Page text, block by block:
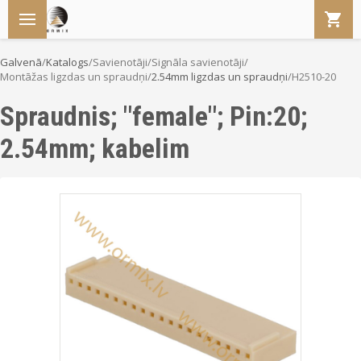
Galvenā/Katalogs/Savienotāji/Signāla savienotāji/
Montāžas ligzdas un spraudņi/2.54mm ligzdas un spraudņi/H2510-20
Spraudnis; "female"; Pin:20;
2.54mm; kabelim